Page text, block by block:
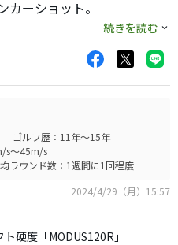
ーショット。
いとき。
3つの想定をクリアーしてく
かるのと抜けが良いのでア
トする時がある。
総合力が高いなあと改めて
続きを読む
ゴルフ歴：11年～15年
s～45m/s
ラウンド数：1週間に1回程度
2024/4/29（月）15:57
硬度「MODUS120R」